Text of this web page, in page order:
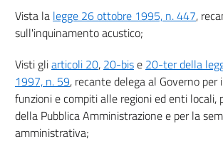
Allegato I(parte 4)
Vista la legge 26 ottobre 1995, n. 447,
sull'inquinamento acustico;
Visti gliarticoli 20, 20-bise 20-ter della
1997, n. 59, recante delega al Governo
funzioni e compiti alle regioni ed enti locali,
della Pubblica Amministrazione e per la
amministrativa;